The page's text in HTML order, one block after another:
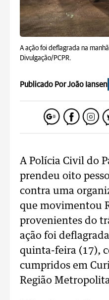
A ação foi deflagrada na
Divulgação/PCPR.
Publicado Por João Iansen
A Polícia Civil do
prendeu oito
contra uma
que movimentou
provenientes do
ação foi
quinta-feira (17),
cumpridos em
Região